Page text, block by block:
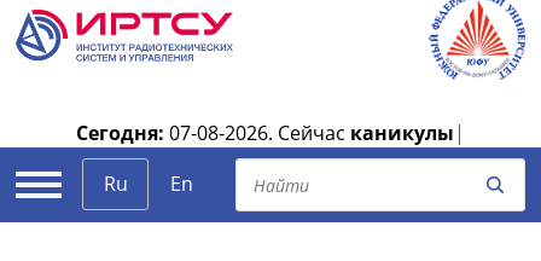
Сегодня: 07-08-2026. Сейчас каникулы |
Ru
En